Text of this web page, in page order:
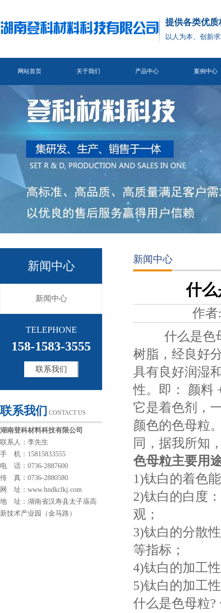
提供各类优质
以人为本、创新
网站首页 关于我们 产品中心 案例中心
新闻中心
新闻中心
TELEPHONE
158-1583-3555
联系我们
联系我们 CONTACT US
湖南登科材料科技有限公司
联系人：李先生
手 机： 15815833555
电 话：0736-2887600
传 真：0736-2880580
网 址：www.hndkclkj.com
地 址：湖南省汉寿县太子庙高
新技术产业园（金马路）
新闻中心
什
作
什么是色母
树脂，经良好
具有良好润湿
性。即： 颜料
它是着色剂，
颜色的色母粒
同，据我所知
色母粒主要用
1)钛白的着色
2)钛白的白度
观；
3)钛白的分散
等指标；
4)钛白的加工
5)钛白的加工
什么是色母粒